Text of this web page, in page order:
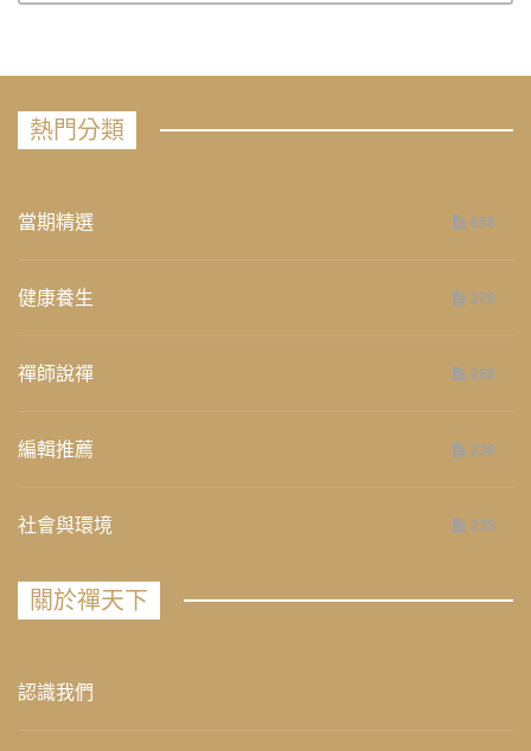
熱門分類
當期精選 658
健康養生 276
禪師說禪 268
編輯推薦 236
社會與環境 235
關於禪天下
認識我們